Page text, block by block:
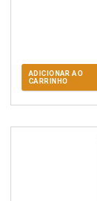
ADICIONAR AO
CARRINHO